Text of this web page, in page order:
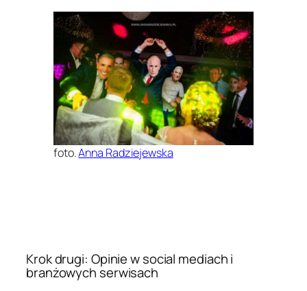
foto.Anna Radziejewska
Krok drugi: Opinie w social mediach i
branżowych serwisach